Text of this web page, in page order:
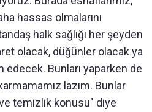
hassas olmalarını
halk sağlığı her şeyden
olacak, düğünler olacak ya
Bunları yaparken de
lazım. Bunlar
temizlik konusu" diye